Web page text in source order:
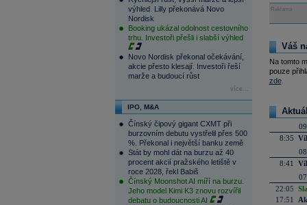
výhled. Lilly překonává Novo
Nordisk
Booking ukázal odolnost cestovního
trhu. Investoři přešli i slabší výhled
Novo Nordisk překonal očekávání,
akcie přesto klesají. Investoři řeší
marže a budoucí růst
více...
IPO, M&A
Čínský čipový gigant CXMT při
burzovním debutu vystřelil přes 500
%. Překonal i největší banku země
Stát by mohl dát na burzu až 40
procent akcií pražského letiště v
roce 2028, řekl Babiš
Čínský Moonshot AI míří na burzu.
Jeho model Kimi K3 znovu rozvířil
debatu o budoucnosti AI
Reklama
Váš
Na tomto
pouze
zde.
8:35
8:41
22:05
17:51